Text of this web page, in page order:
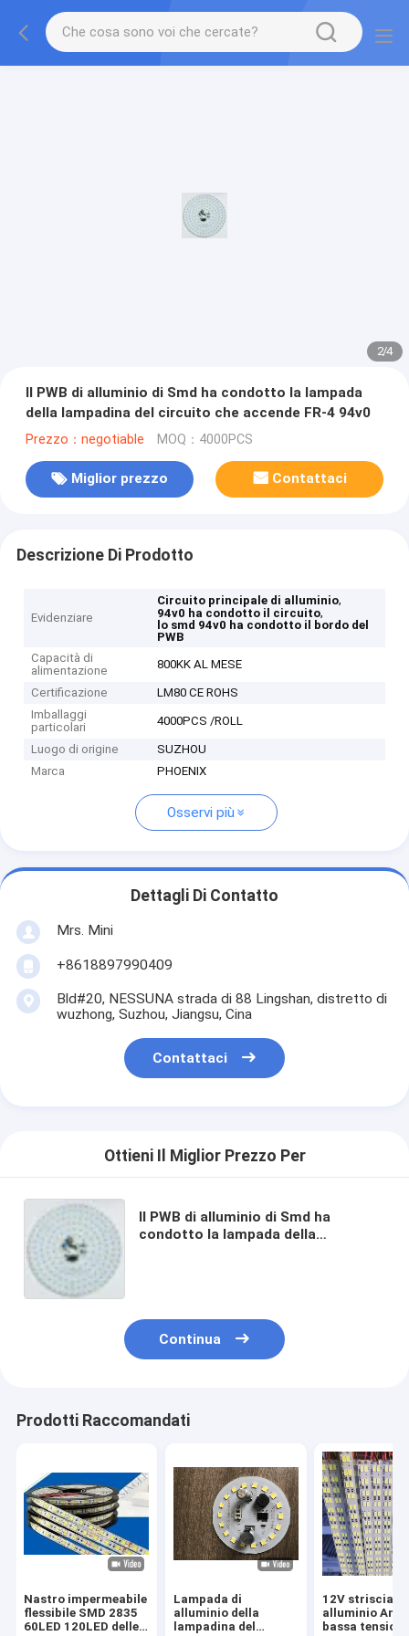
2/4
Il PWB di alluminio di Smd ha condotto la lampada
della lampadina del circuito che accende FR-4 94v0
Prezzo：negotiable MOQ：4000PCS
Miglior prezzo Contattaci
Descrizione Di Prodotto
Evidenziare
Circuito principale di alluminio,
94v0 ha condotto il circuito,
lo smd 94v0 ha condotto il bordo del
PWB
Capacità di
alimentazione
800KK AL MESE
Certificazione
LM80 CE ROHS
Imballaggi
particolari
4000PCS /ROLL
Luogo di origine
SUZHOU
Marca
PHOENIX
Osservi più
Dettagli Di Contatto
Mrs. Mini
+8618897990409
Bld#20, NESSUNA strada di 88 Lingshan, distretto di
wuzhong, Suzhou, Jiangsu, Cina
Contattaci
Ottieni Il Miglior Prezzo Per
Il PWB di alluminio di Smd ha
condotto la lampada della
Continua
Prodotti Raccomandati
Nastro impermeabile
flessibile SMD 2835
60LED 120LED delle
Lampada di
alluminio della
lampadina del
12V striscia di
alluminio
bassa